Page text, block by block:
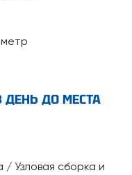
ДЕНЬ ДО МЕСТА
/ Узловая сборка и